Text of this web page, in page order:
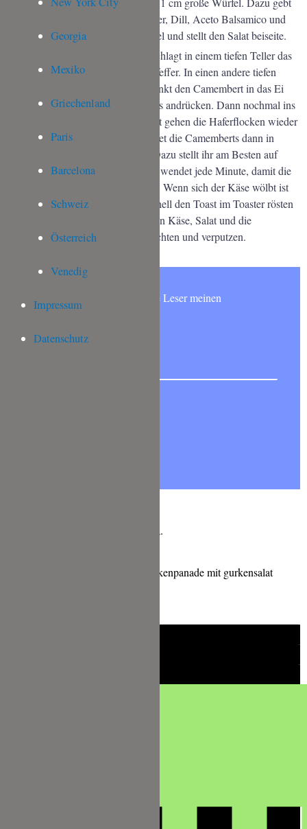
Georgia
Mexiko
Griechenland
Paris
Barcelona
Schweiz
Österreich
Venedig
Impressum
Datenschutz
ihr Senf, Creme fraiche, Salz, Pfeffer, Dill, Aceto Balsamico und
Öl. Vermischt alles in einer Schüssel und stellt den Salat beiseite.
Jetzt paniert ihr den Camembert. Schlagt in einem tiefen Teller das
Ei auf und würzt mit schwarzem Pfeffer. In einen andere tiefen
Teller gebt ihr die Haferflocken. Tunkt den Camembert in das Ei
und dann in die Haferflocken, etwas andrücken. Dann nochmal ins
Ei, dazu müsst ihr schnell sein sonst gehen die Haferflocken wieder
ab. Paniert so beide Seiten und bratet die Camemberts dann in
etwas Butter oder Margarine aus. Dazu stellt ihr am Besten auf
einen mittlere Stufe beim Herd und wendet jede Minute, damit die
Haferflockennicht schwarz werden. Wenn sich der Käse wölbt ist
euer Leckerbissen fertig. Noch schnell den Toast im Toaster rösten
oder das Baguette aufschneiden, den Käse, Salat und die
Preiselbeeren auf einem Teller anrichten und verputzen.
Möchtest Du wie 6000 andere Leser meinen
NEWSLETTER abonnieren?
Lass es Dir schmecken, Deine Tina.